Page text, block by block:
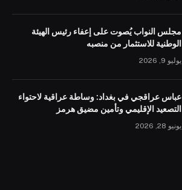
مجلس النواب يُصوت على إعفاء رئيس الهيئة
الوطنية للاستثمار من منصبه
يوليو 9, 2026
عباس عراقجي في بغداد: وساطة عراقية لاحتواء
التصعيد الإقليمي وتأمين مضيق هرمز
يونيو 28, 2026